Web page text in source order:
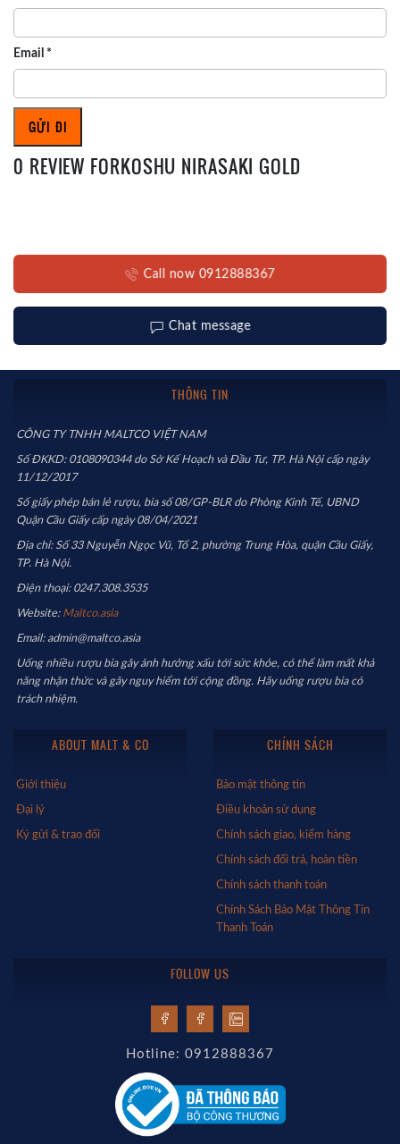
Email *
0 REVIEW FORKOSHU NIRASAKI GOLD
Call now 0912888367
Chat message
THÔNG TIN
CÔNG TY TNHH MALTCO VIỆT NAM
Số ĐKKD: 0108090344 do Sở Kế Hoạch và Đầu Tư, TP. Hà Nội cấp ngày
11/12/2017
Số giấy phép bán lẻ rượu, bia số 08/GP-BLR do Phòng Kinh Tế, UBND
Quận Cầu Giấy cấp ngày 08/04/2021
Địa chỉ: Số 33 Nguyễn Ngọc Vũ, Tổ 2, phường Trung Hòa, quận Cầu Giấy,
TP. Hà Nội.
Điện thoại: 0247.308.3535
Website: Maltco.asia
Email: admin@maltco.asia
Uống nhiều rượu bia gây ảnh hưởng xấu tới sức khỏe, có thể làm mất khả
năng nhận thức và gây nguy hiểm tới cộng đồng. Hãy uống rượu bia có
trách nhiệm.
ABOUT MALT & CO
Giới thiệu
Đại lý
Ký gửi & trao đổi
CHÍNH SÁCH
Bảo mật thông tin
Điều khoản sử dụng
Chính sách giao, kiểm hàng
Chính sách đổi trả, hoàn tiền
Chính sách thanh toán
Chính Sách Bảo Mật Thông Tin
Thanh Toán
FOLLOW US
Hotline: 0912888367